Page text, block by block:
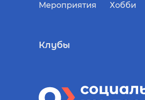
Мероприятия
Хобби
Клубы